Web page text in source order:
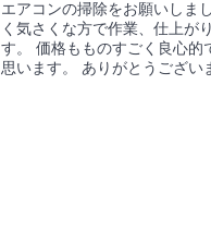
エアコンの掃除をお願いしま
く気さくな方で作業、仕上が
す。 価格もものすごく良心的
思います。 ありがとうござい